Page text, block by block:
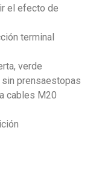
el efecto de
terminal
verde
prensaestopas
cables M20